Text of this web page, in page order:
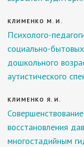
КЛИМЕНКО М. И.
Психолого-
социально-
дошкольного
аутистического
КЛИМЕНКО Я. И.
восстановления
многостадийным